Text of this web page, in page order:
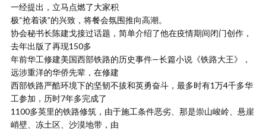
一经提出，立马点燃了大家积
极“抢着谈”的兴致，将餐会氛围推向高潮。
协会秘书长陈建戈接过话题，简单介绍了他在疫情期间闭门创作，
去年出版了再现150多
年前华工修建美国西部铁路的历史事件—长篇小说《铁路大王》，
远涉重洋的华侨先辈，在修建
西部铁路严酷环境下的坚韧不拔和英勇奋斗，最多时有1万4千多华
工参加，历时7年多完成了
1100多英里的铁路修筑，由于施工条件恶劣、那是崇山峻岭、悬崖
峭壁、冻土区、沙漠地带，由